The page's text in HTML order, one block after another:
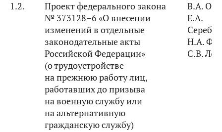
1.2.
Проект федерального закона
№ 373128–6 «О внесении
изменений в отдельные
законодательные акты
Российской Федерации»
(о трудоустройстве
на прежнюю работу лиц,
работавших до призыва
на военную службу или
на альтернативную
гражданскую службу)
В.А.
Е.А.
Н.А.
С.В.